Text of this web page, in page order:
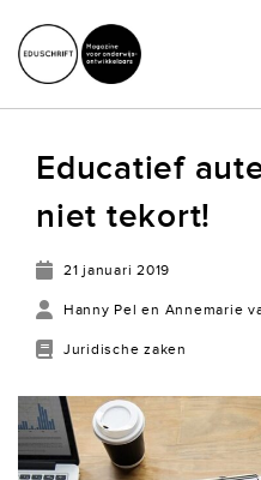
ACTUEEL
ACHTERGRONDEN
JURIDISCHE ZAKEN
OVER ONS
LID WORDEN
Educatief
niet tekort!
21 januari 2019
Hanny Pel en Annemarie
Juridische zaken